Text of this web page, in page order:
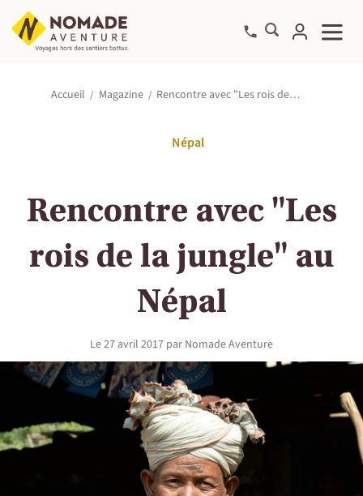
Accueil Magazine Rencontre avec "Les rois de…
Népal
Rencontre avec "Les
rois de la jungle" au
Népal
Le27 avril 2017 par Nomade Aventure